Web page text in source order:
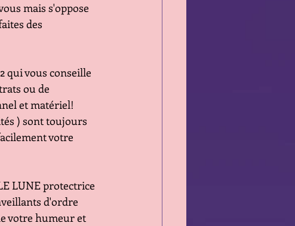
chez vous mais s'oppose
faites des
qui vous conseille
contrats ou de
et matériel!
) sont toujours
trop facilement votre
LUNE protectrice
bienveillants d'ordre
concerne votre humeur et